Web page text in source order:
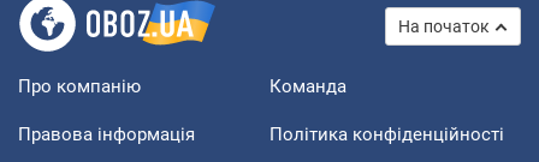
На початок
Про компанію Команда
Правова інформація Політика конфіденційності